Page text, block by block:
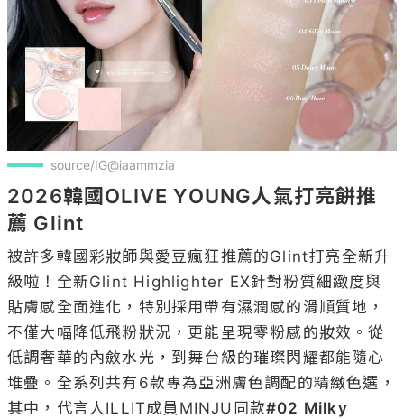
source/IG@iaammzia
2026韓國OLIVE YOUNG人氣打亮餅推
薦 Glint
被許多韓國彩妝師與愛豆瘋狂推薦的Glint打亮全新升
級啦！全新Glint Highlighter EX針對粉質細緻度與
貼膚感全面進化，特別採用帶有濕潤感的滑順質地，
不僅大幅降低飛粉狀況，更能呈現零粉感的妝效。從
低調奢華的內斂水光，到舞台級的璀璨閃耀都能隨心
堆疊。全系列共有6款專為亞洲膚色調配的精緻色選，
其中，代言人ILLIT成員MINJU同款#02 Milky